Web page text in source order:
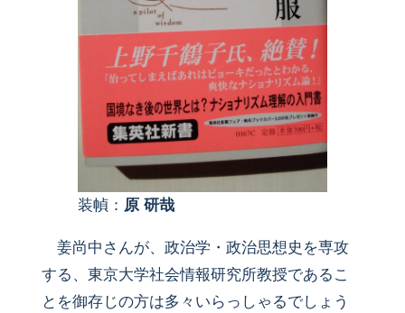
装幀： 原 研哉
姜尚中さんが、政治学・政治思想史を専攻
する、東京大学社会情報研究所教授であるこ
とを御存じの方は多々いらっしゃるでしょう